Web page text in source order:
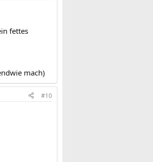
fettes
mach)
#10